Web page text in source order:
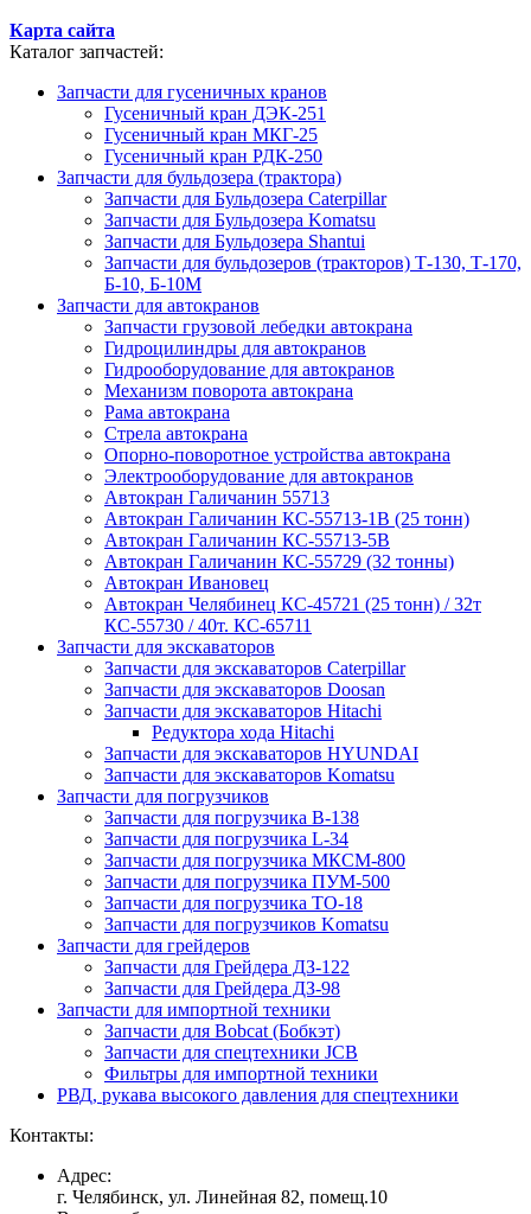
Карта сайта
Каталог запчастей:
Запчасти для гусеничных кранов
Гусеничный кран ДЭК-251
Гусеничный кран МКГ-25
Гусеничный кран РДК-250
Запчасти для бульдозера (трактора)
Запчасти для Бульдозера Caterpillar
Запчасти для Бульдозера Komatsu
Запчасти для Бульдозера Shantui
Запчасти для бульдозеров (тракторов) Т-130, Т-170,
Б-10, Б-10М
Запчасти для автокранов
Запчасти грузовой лебедки автокрана
Гидроцилиндры для автокранов
Гидрооборудование для автокранов
Механизм поворота автокрана
Рама автокрана
Стрела автокрана
Опорно-поворотное устройства автокрана
Электрооборудование для автокранов
Автокран Галичанин 55713
Автокран Галичанин КС-55713-1В (25 тонн)
Автокран Галичанин КС-55713-5В
Автокран Галичанин КС-55729 (32 тонны)
Автокран Ивановец
Автокран Челябинец КС-45721 (25 тонн) / 32т
КС-55730 / 40т. КС-65711
Запчасти для экскаваторов
Запчасти для экскаваторов Caterpillar
Запчасти для экскаваторов Doosan
Запчасти для экскаваторов Hitachi
Редуктора хода Hitachi
Запчасти для экскаваторов HYUNDAI
Запчасти для экскаваторов Komatsu
Запчасти для погрузчиков
Запчасти для погрузчика B-138
Запчасти для погрузчика L-34
Запчасти для погрузчика МКСМ-800
Запчасти для погрузчика ПУМ-500
Запчасти для погрузчика ТО-18
Запчасти для погрузчиков Komatsu
Запчасти для грейдеров
Запчасти для Грейдера ДЗ-122
Запчасти для Грейдера ДЗ-98
Запчасти для импортной техники
Запчасти для Bobcat (Бобкэт)
Запчасти для спецтехники JCB
Фильтры для импортной техники
РВД, рукава высокого давления для спецтехники
Контакты:
Адрес:
г. Челябинск, ул. Линейная 82, помещ.10